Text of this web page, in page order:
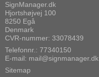
SignManager.dk
Hjortshøjvej 100
8250 Egå
Denmark
CVR-nummer: 33078439
Telefonnr.: 77340150
E-mail: mail@signmanager.dk
Sitemap